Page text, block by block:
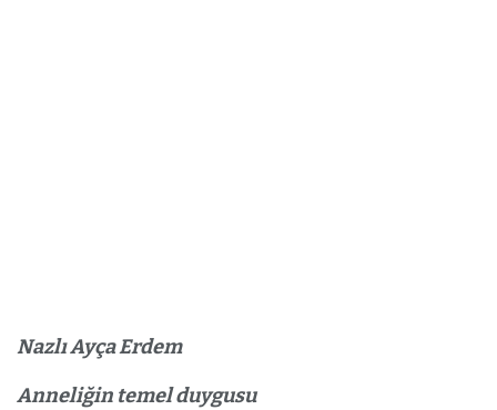
Nazlı Ayça Erdem
Anneliğin temel duygusu